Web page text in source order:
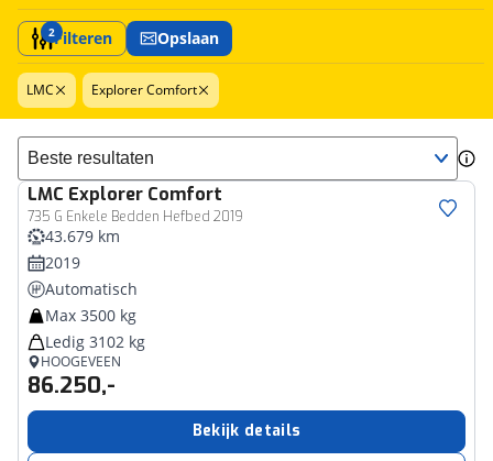
2Filteren Opslaan
LMC Explorer Comfort
Sorteer resultaten
LMC Explorer Comfort
735 G Enkele Bedden Hefbed 2019
43.679 km
2019
Automatisch
Max 3500 kg
Ledig 3102 kg
HOOGEVEEN
86.250,-
Bekijk details